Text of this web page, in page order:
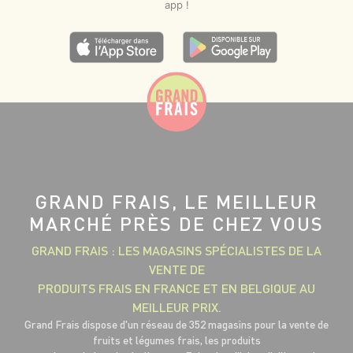
app !
GRAND FRAIS, LE MEILLEUR
MARCHÉ PRÈS DE CHEZ VOUS
GRAND FRAIS : LES MAGASINS SPÉCIALISTES DE LA
VENTE DE
PRODUITS FRAIS EN FRANCE ET EN BELGIQUE AU
MEILLEUR PRIX.
Grand Frais dispose d'un réseau de 352 magasins pour la vente de
fruits et légumes frais, les produits